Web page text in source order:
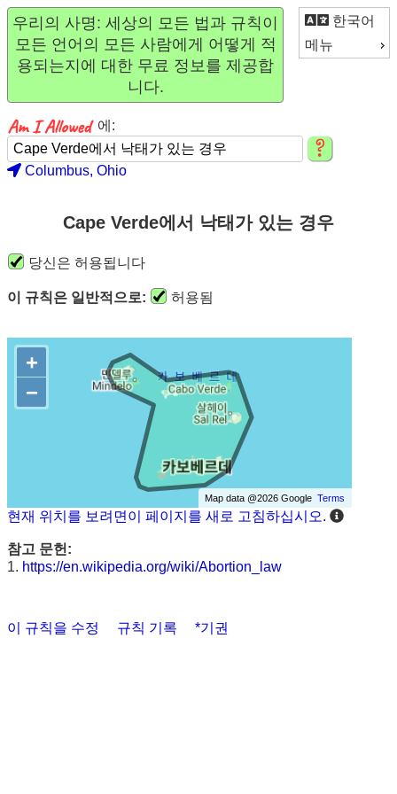
한국어
메뉴
우리의 사명: 세상의 모든 법과 규칙이
모든 언어의 모든 사람에게 어떻게 적
용되는지에 대한 무료 정보를 제공합
니다.
에:
Columbus, Ohio
Cape Verde에서 낙태가 있는 경우
당신은 허용됩니다
이 규칙은 일반적으로: 허용됨
+
−
Map data @2026 GoogleTerms
현재 위치를 보려면이 페이지를 새로 고침하십시오.
참고 문헌:
1. https://en.wikipedia.org/wiki/Abortion_law
이 규칙을 수정 규칙 기록 *기권